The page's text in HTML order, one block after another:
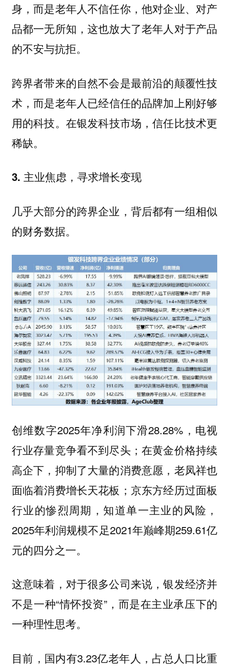
身，而是老年人不信任你，他对企业、对产
品都一无所知，这也放大了老年人对于产品
的不安与抗拒。
跨界者带来的自然不会是最前沿的颠覆性技
术，而是老年人已经信任的品牌加上刚好够
用的科技。 在银发科技市场，信任比技术更
稀缺。
3. 主业焦虑，寻求增长变现
几乎大部分的跨界企业，背后都有一组相似
的财务数据。
创维数字2025年净利润下滑28.28%，电视
行业存量竞争看不到尽头；在黄金价格持续
高企下，抑制了大量的消费意愿，老凤祥也
面临着消费增长天花板；京东方经历过面板
行业的惨烈周期，知道单一主业的风险，
2025年利润规模不足2021年巅峰期259.61亿
元的四分之一。
这意味着，对于很多公司来说，银发经济并
不是一种“情怀投资”，而是在主业承压下的
一种理性思考。
目前，国内有3.23亿老年人，占总人口比重